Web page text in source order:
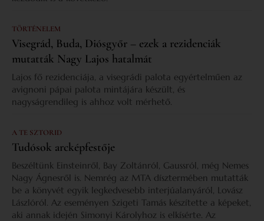
TÖRTÉNELEM
Visegrád, Buda, Diósgyőr – ezek a rezidenciák
mutatták Nagy Lajos hatalmát
Lajos fő rezidenciája, a visegrádi palota egyértelműen az
avignoni pápai palota mintájára készült, és
nagyságrendileg is ahhoz volt mérhető.
A TE SZTORID
Tudósok arcképfestője
Beszéltünk Einsteinről, Bay Zoltánról, Gaussról, még Nemes
Nagy Ágnesről is. Nemrég az MTA dísztermében mutatták
be a könyvét egyik legkedvesebb interjúalanyáról, Lovász
Lászlóról. Az eseményen Szigeti Tamás készítette a képeket,
aki annak idején Simonyi Károlyhoz is elkísérte. Az